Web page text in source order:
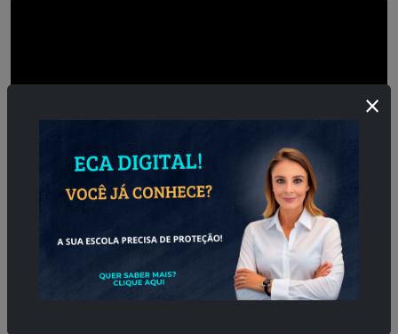
Por isso, colocamos à disposição a nossa área
especializada em
, onde unimos consultoria
×